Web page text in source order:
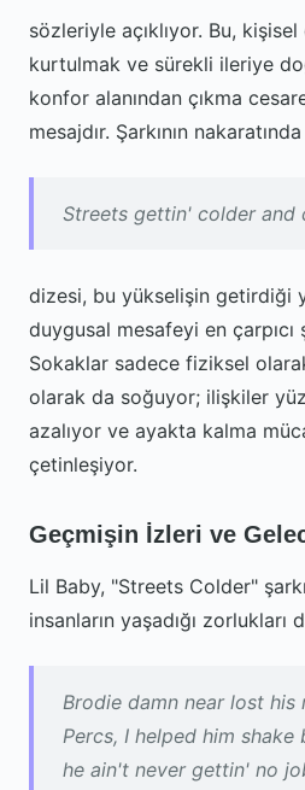
sözleriyle açıklıyor. Bu,
kurtulmak ve sürekli ileriye
konfor alanından çıkma
mesajdır. Şarkının
Streets gettin' colder and
dizesi, bu yükselişin getirdiği
duygusal mesafeyi en
Sokaklar sadece fiziksel
olarak da soğuyor; ilişkiler
azalıyor ve ayakta kalma
çetinleşiyor.
Geçmişin İzleri ve
Lil Baby, "Streets Colder"
insanların yaşadığı zorlukları
Brodie damn near lost his
Percs, I helped him
he ain't never gettin' no